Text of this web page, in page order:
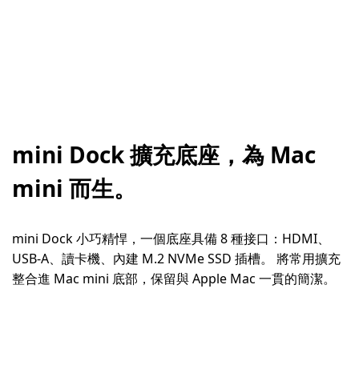
mini Dock 擴充底座，為 Mac
mini 而生。
mini Dock 小巧精悍，一個底座具備 8 種接口：HDMI、
USB-A、讀卡機、內建 M.2 NVMe SSD 插槽。 將常用擴充
整合進 Mac mini 底部，保留與 Apple Mac 一貫的簡潔。